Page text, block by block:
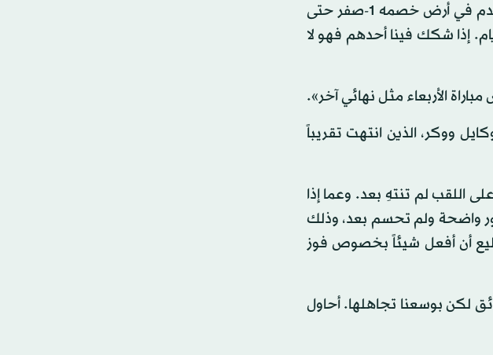
وقال المدرب غوارديولا المدافع عن فريقه بعد خيبة ريال مدريد، عندما فاز سيتي ذهاباً 4-3 وتقدم في أرض خصمه 1-صفر حتى
الأخيرة، قبل أن يخسر 1-3 بعد وقت إضافي: «منذ 5 سنوات نقوم بهذا الأمر مرة كل 3 أيام. إذا شكك فينا أحدهم فهو لا
ووكر، الذين انتهت تقريباً
اللقب لم تنتهِ بعد. وعما إذا
واضحة ولم تحسم بعد، وذلك
بها. لا أستطيع أن أفعل شيئاً بخصوص فوز
لكن بوسعنا تجاهلها. أحاول